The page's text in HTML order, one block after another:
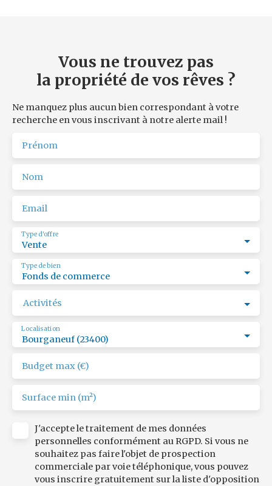
Ref ROPERT IMMO : 4611/PR23.
Vous ne trouvez pas
la propriété de vos rêves ?
Ne manquez plus aucun bien correspondant à votre
recherche en vous inscrivant à notre alerte mail !
Prénom
Nom
Email
Vente
Type d'offre
Fonds de commerce
Type de bien
Activités
Bourganeuf (23400)
Localisation
Budget max (€)
Surface min (m²)
J'accepte le traitement de mes données
personnelles conformément au RGPD. Si vous ne
souhaitez pas faire l'objet de prospection
commerciale par voie téléphonique, vous pouvez
vous inscrire gratuitement sur la liste d'opposition